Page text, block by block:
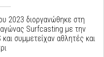
2023 διοργανώθηκε στη
Surfcasting με την
συμμετείχαν αθλητές και